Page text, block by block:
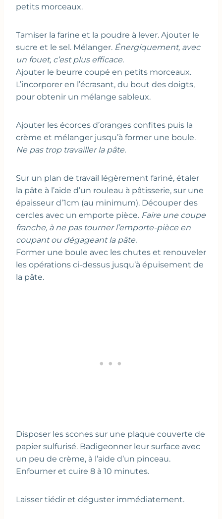
petits morceaux.
Tamiser la farine et la poudre à lever. Ajouter le
sucre et le sel. Mélanger. Énergiquement, avec
un fouet, c’est plus efficace.
Ajouter le beurre coupé en petits morceaux.
L’incorporer en l’écrasant, du bout des doigts,
pour obtenir un mélange sableux.
Ajouter les écorces d’oranges confites puis la
crème et mélanger jusqu’à former une boule.
Ne pas trop travailler la pâte.
Sur un plan de travail légèrement fariné, étaler
la pâte à l’aide d’un rouleau à pâtisserie, sur une
épaisseur d’1cm (au minimum). Découper des
cercles avec un emporte pièce. Faire une coupe
franche, à ne pas tourner l’emporte-pièce en
coupant ou dégageant la pâte.
Former une boule avec les chutes et renouveler
les opérations ci-dessus jusqu’à épuisement de
la pâte.
Disposer les scones sur une plaque couverte de
papier sulfurisé. Badigeonner leur surface avec
un peu de crème, à l’aide d’un pinceau.
Enfourner et cuire 8 à 10 minutes.
Laisser tiédir et déguster immédiatement.